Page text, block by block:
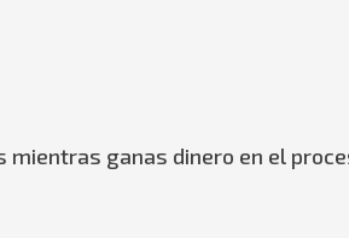
ganas dinero en el